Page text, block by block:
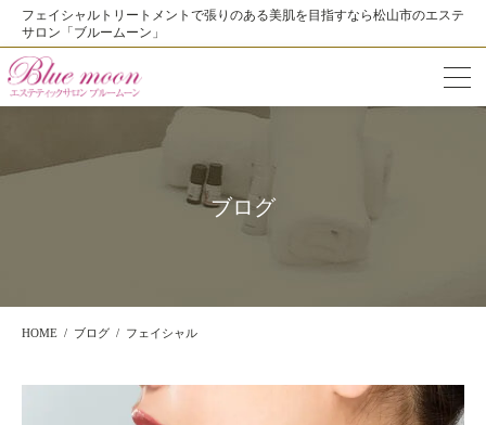
フェイシャルトリートメントで張りのある美肌を目指すなら松山市のエステ
サロン「ブルームーン」
ブログ
HOME ブログ フェイシャル